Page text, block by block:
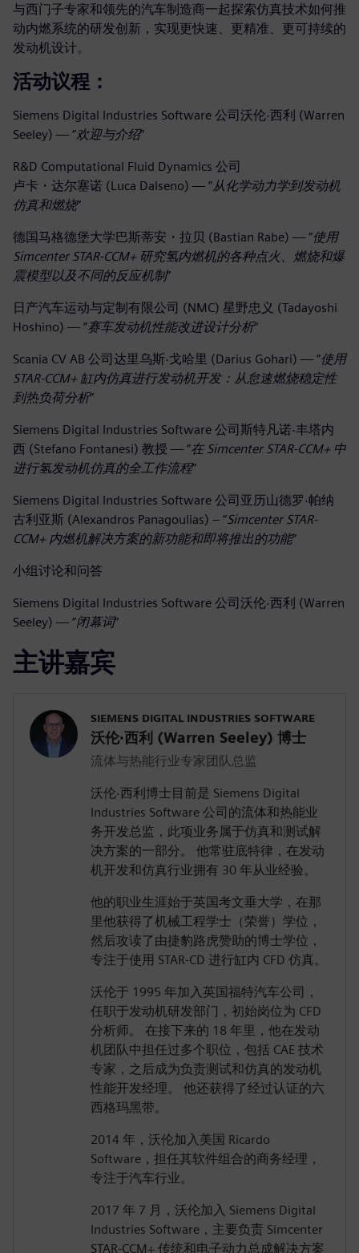
与西门子专家和领先的汽车制造商一起探索仿真技术如何推
动内燃系统的研发创新，实现更快速、更精准、更可持续的
发动机设计。
活动议程：
Siemens Digital Industries Software 公司沃伦·西利 (Warren
Seeley) — ”欢迎与介绍”
R&D Computational Fluid Dynamics 公司
卢卡・达尔塞诺 (Luca Dalseno) — ”从化学动力学到发动机
仿真和燃烧”
德国马格德堡大学巴斯蒂安・拉贝 (Bastian Rabe) — ”使用
Simcenter STAR-CCM+ 研究氢内燃机的各种点火、燃烧和爆
震模型以及不同的反应机制”
日产汽车运动与定制有限公司 (NMC) 星野忠义 (Tadayoshi
Hoshino) — ”赛车发动机性能改进设计分析”
Scania CV AB 公司达里乌斯·戈哈里 (Darius Gohari) — ”使用
STAR-CCM+ 缸内仿真进行发动机开发：从怠速燃烧稳定性
到热负荷分析”
Siemens Digital Industries Software 公司斯特凡诺·丰塔内
西 (Stefano Fontanesi) 教授 — ”在 Simcenter STAR-CCM+ 中
进行氢发动机仿真的全工作流程”
Siemens Digital Industries Software 公司亚历山德罗·帕纳
古利亚斯 (Alexandros Panagoulias) – “Simcenter STAR-
CCM+ 内燃机解决方案的新功能和即将推出的功能”
小组讨论和问答
Siemens Digital Industries Software 公司沃伦·西利 (Warren
Seeley) — ”闭幕词”
主讲嘉宾
SIEMENS DIGITAL INDUSTRIES SOFTWARE
沃伦·西利 (Warren Seeley) 博士
流体与热能行业专家团队总监
沃伦·西利博士目前是 Siemens Digital
Industries Software 公司的流体和热能业
务开发总监，此项业务属于仿真和测试解
决方案的一部分。 他常驻底特律，在发动
机开发和仿真行业拥有 30 年从业经验。
他的职业生涯始于英国考文垂大学，在那
里他获得了机械工程学士（荣誉）学位，
然后攻读了由捷豹路虎赞助的博士学位，
专注于使用 STAR-CD 进行缸内 CFD 仿真。
沃伦于 1995 年加入英国福特汽车公司，
任职于发动机研发部门，初始岗位为 CFD
分析师。 在接下来的 18 年里，他在发动
机团队中担任过多个职位，包括 CAE 技术
专家，之后成为负责测试和仿真的发动机
性能开发经理。 他还获得了经过认证的六
西格玛黑带。
2014 年，沃伦加入美国 Ricardo
Software，担任其软件组合的商务经理，
专注于汽车行业。
2017 年 7 月，沃伦加入 Siemens Digital
Industries Software，主要负责 Simcenter
STAR-CCM+ 传统和电子动力总成解决方案